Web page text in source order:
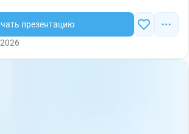
презентацию